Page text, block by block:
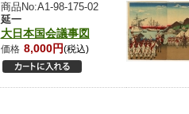
商品No:A1-98-175-02
延一
大日本国会議事図
価格 8,000円(税込)